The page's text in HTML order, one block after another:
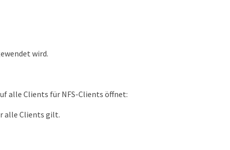
wird.
alle Clients für NFS-Clients öffnet:
alle Clients gilt.